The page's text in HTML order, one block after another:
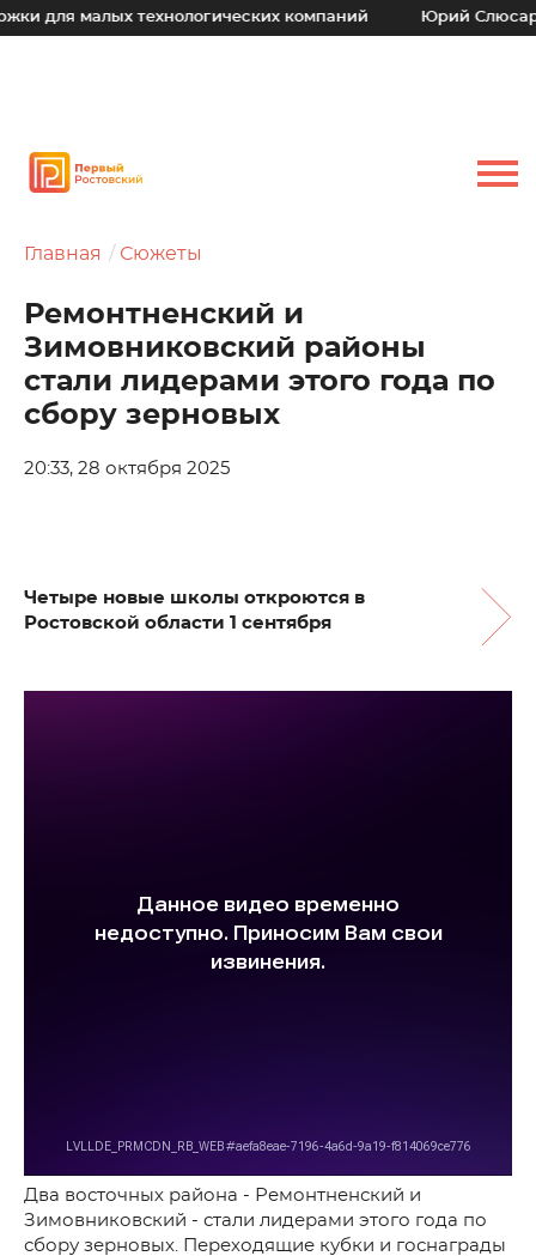
технологических компаний Юрий Слюсарь: Наш
Главная Сюжеты
Ремонтненский и
Зимовниковский районы
стали лидерами этого года по
сбору зерновых
20:33, 28 октября 2025
Четыре новые школы откроются в
Ростовской области 1 сентября
Два восточных района - Ремонтненский и
Зимовниковский - стали лидерами этого года по
сбору зерновых. Переходящие кубки и госнаграды